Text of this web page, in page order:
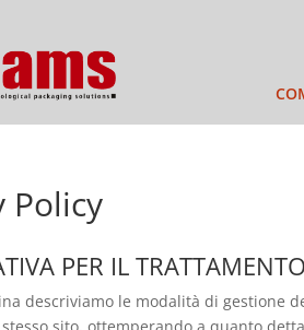
Policy
PER IL
descriviamo le modalità di gestione